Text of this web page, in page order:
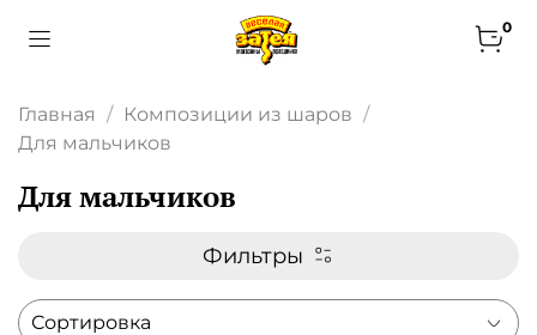
0
Главная
Композиции из шаров
Для мальчиков
Для мальчиков
Фильтры